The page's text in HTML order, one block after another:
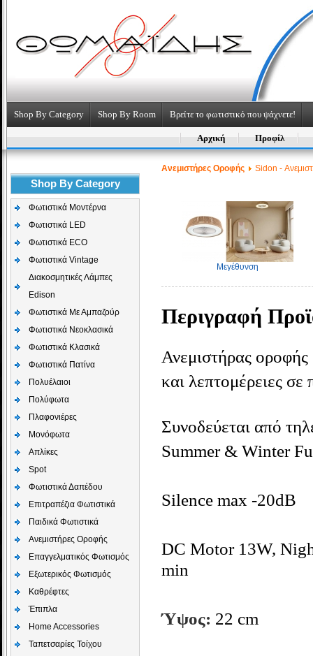
Shop By Category Shop By Room Βρείτε το φωτιστικό που ψάχνετε!
Αρχική Προφίλ
Shop By Category
Φωτιστικά Μοντέρνα
Φωτιστικά LED
Φωτιστικά ECO
Φωτιστικά Vintage
Διακοσμητικές Λάμπες
Edison
Φωτιστικά Με Αμπαζούρ
Φωτιστικά Νεοκλασικά
Φωτιστικά Κλασικά
Φωτιστικά Πατίνα
Πολυέλαιοι
Πολύφωτα
Πλαφονιέρες
Μονόφωτα
Απλίκες
Spot
Φωτιστικά Δαπέδου
Επιτραπέζια Φωτιστικά
Παιδικά Φωτιστικά
Aνεμιστήρες Οροφής
Επαγγελματικός Φωτισμός
Εξωτερικός Φωτισμός
Καθρέφτες
Έπιπλα
Home Accessories
Ταπετσαρίες Τοίχου
Aνεμιστήρες Οροφής Sidon -
Μεγέθυνση
Περιγραφή
Ανεμιστήρας
και λεπτομέρειες σε
Συνοδεύεται από
Summer & Winter
Silence max -20dB
DC Motor 13W,
min
Ύψος: 22 cm